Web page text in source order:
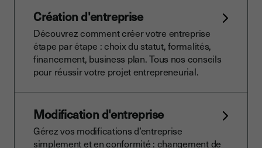
Création d'entreprise
Découvrez comment créer votre entreprise
étape par étape : choix du statut, formalités,
financement, business plan. Tous nos conseils
pour réussir votre projet entrepreneurial.
Modification d'entreprise
Gérez vos modifications d’entreprise
simplement et en conformité : changement de